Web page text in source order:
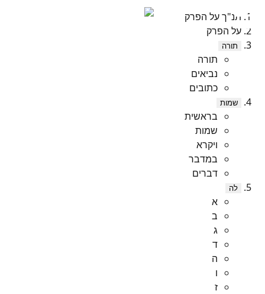
תנ"ך על הפרק
על הפרק
תורה
תורה
נביאים
כתובים
שמות
בראשית
שמות
ויקרא
במדבר
דברים
לה
א
ב
ג
ד
ה
ו
ז